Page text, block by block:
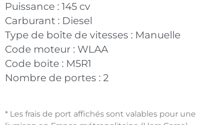
Puissance : 145 cv
Carburant : Diesel
Type de boîte de vitesses : Manuelle
Code moteur : WLAA
Code boite : M5R1
Nombre de portes : 2
* Les frais de port affichés sont valables pour une